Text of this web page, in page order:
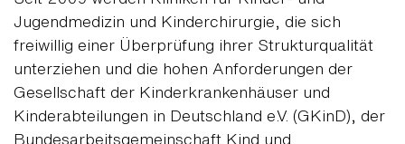
Jugendmedizin und Kinderchirurgie, die sich
freiwillig einer Überprüfung ihrer Strukturqualität
unterziehen und die hohen Anforderungen der
Gesellschaft der Kinderkrankenhäuser und
Kinderabteilungen in Deutschland e.V. (GKinD), der
Bundesarbeitsgemeinschaft Kind und